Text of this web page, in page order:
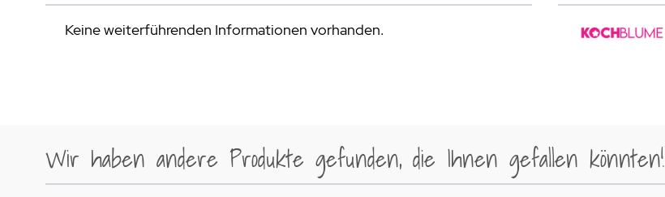
Keine weiterführenden Informationen vorhanden.
Wir haben andere Produkte gefunden, die Ihnen gefallen könnten!